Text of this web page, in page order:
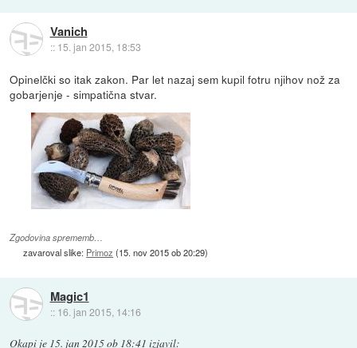
Vanich
:: 15. jan 2015, 18:53
Opinelčki so itak zakon. Par let nazaj sem kupil fotru njihov nož za
gobarjenje - simpatična stvar.
Zgodovina sprememb…
zavaroval slike: Primoz (15. nov 2015 ob 20:29)
Magic1
:: 16. jan 2015, 14:16
Okapi je 15. jan 2015 ob 18:41 izjavil: